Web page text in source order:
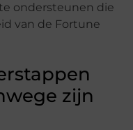
ondersteunen die
van de Fortune
zijn